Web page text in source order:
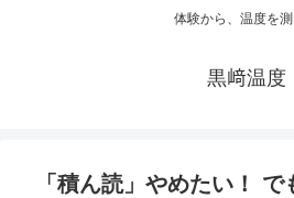
体験から、温度を測
黒﨑温度
「積ん読」やめたい！